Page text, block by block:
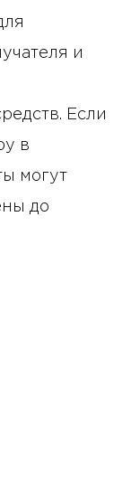
и
Если
в
могут
до